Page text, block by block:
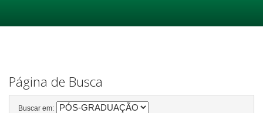
Página de Busca
Buscar em: